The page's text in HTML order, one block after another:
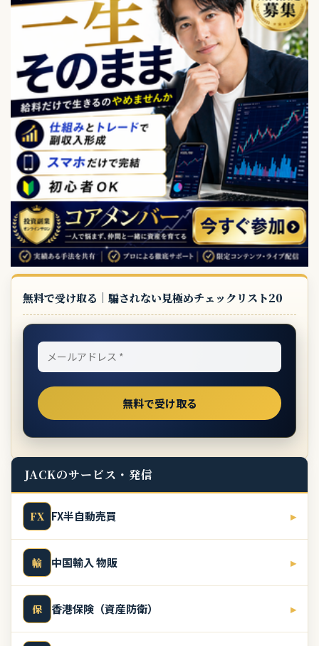
無料で受け取る｜騙されない見極めチェックリスト20
JACKのサービス・発信
FX FX半自動売買 ▸
輸 中国輸入 物販 ▸
保 香港保険（資産防衛） ▸